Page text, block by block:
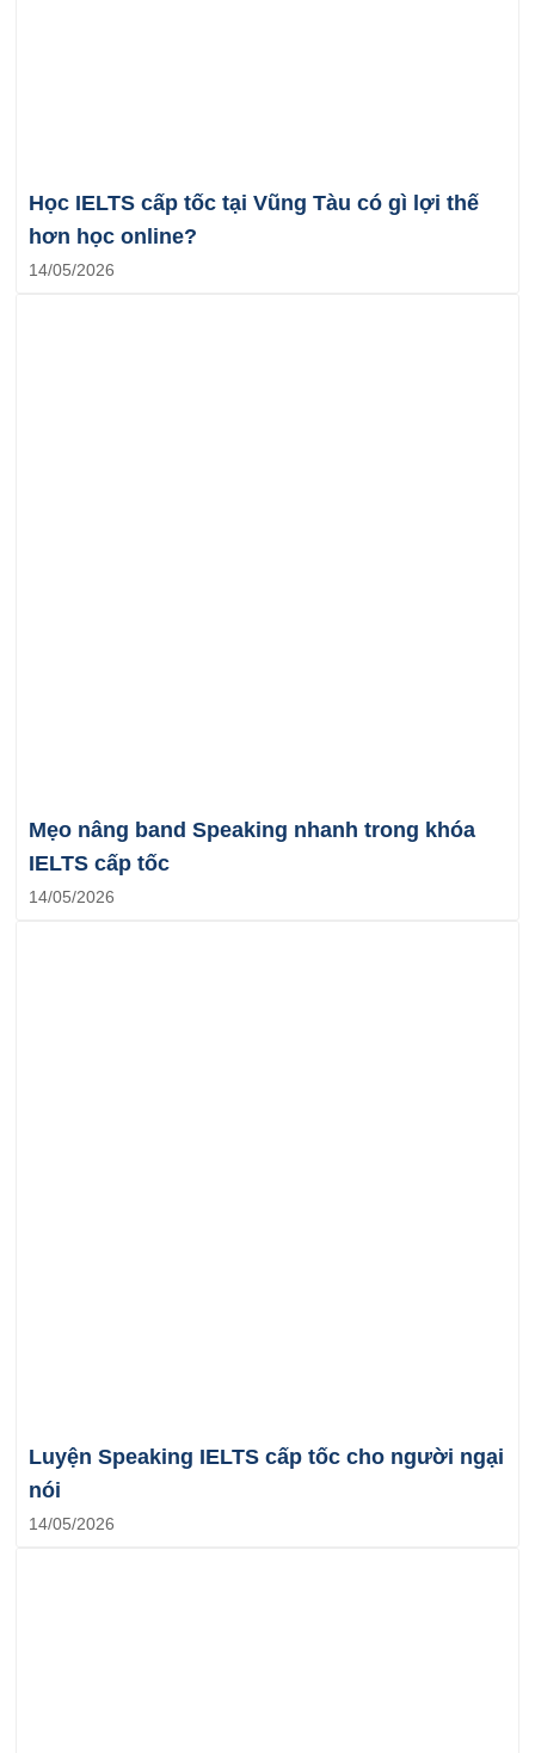
Học IELTS cấp tốc tại Vũng Tàu có gì lợi thế
hơn học online?
14/05/2026
Mẹo nâng band Speaking nhanh trong khóa
IELTS cấp tốc
14/05/2026
Luyện Speaking IELTS cấp tốc cho người ngại
nói
14/05/2026